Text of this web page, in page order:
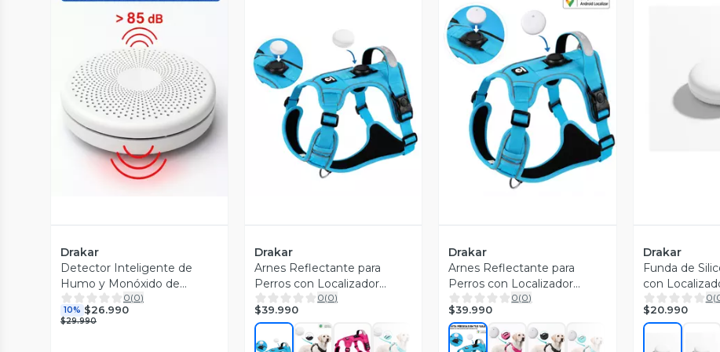
Vista Previa
Drakar
Detector Inteligente de
Humo y Monóxido de
Carbono WiFi
0(0)
10% $26.990
$29.990
Vista Previa
Drakar
Arnes Reflectante para
Perros con Localizador
Apple
0(0)
$39.990
Vista Previa
Drakar
Arnes Reflectante para
Perros con Localizador
Android
0(0)
$39.990
Drakar
Funda de
con
con Apple
0(
$20.990